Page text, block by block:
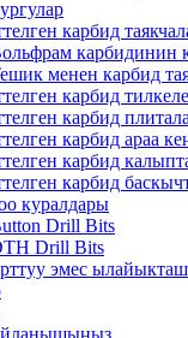
карбид
карбидинин
менен карбид
карбид
карбид
карбид араа
карбид
карбид
куралдары
Drill Bits
Drill Bits
эмес